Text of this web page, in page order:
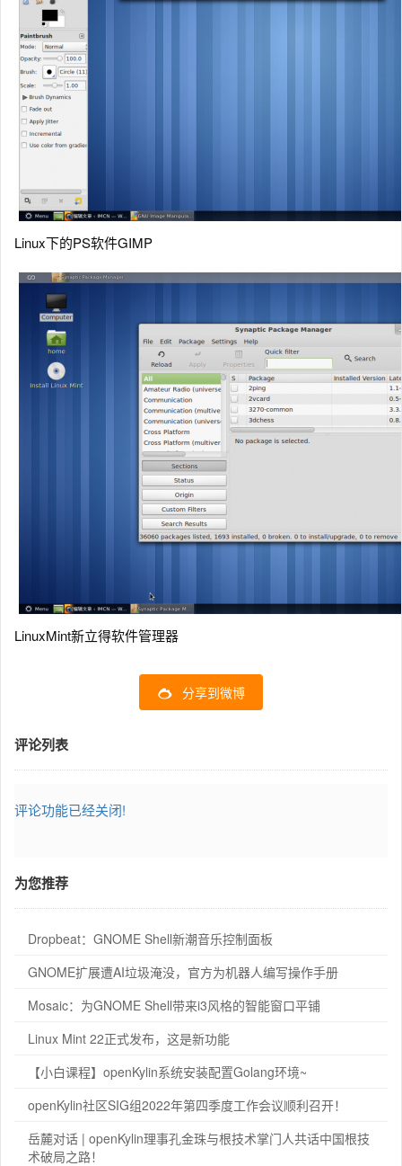
Linux下的PS软件GIMP
LinuxMint新立得软件管理器
分享到微博
评论列表
评论功能已经关闭!
为您推荐
Dropbeat：GNOME Shell新潮音乐控制面板
GNOME扩展遭AI垃圾淹没，官方为机器人编写操作手册
Mosaic：为GNOME Shell带来i3风格的智能窗口平铺
Linux Mint 22正式发布，这是新功能
【小白课程】openKylin系统安装配置Golang环境~
openKylin社区SIG组2022年第四季度工作会议顺利召开！
岳麓对话 | openKylin理事孔金珠与根技术掌门人共话中国根技
术破局之路！